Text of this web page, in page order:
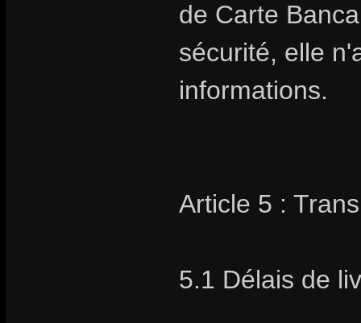
de Carte
sécurité, elle
informations.
Article 5 :
5.1 Délais de